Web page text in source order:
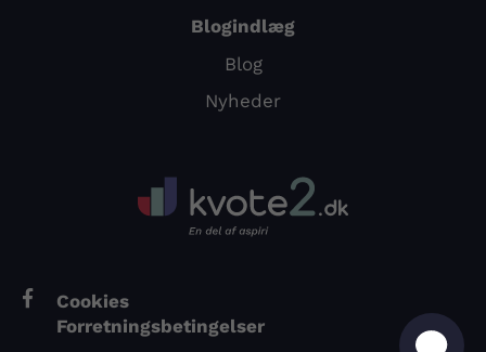
Blogindlæg
Blog
Nyheder
Cookies
Forretningsbetingelser